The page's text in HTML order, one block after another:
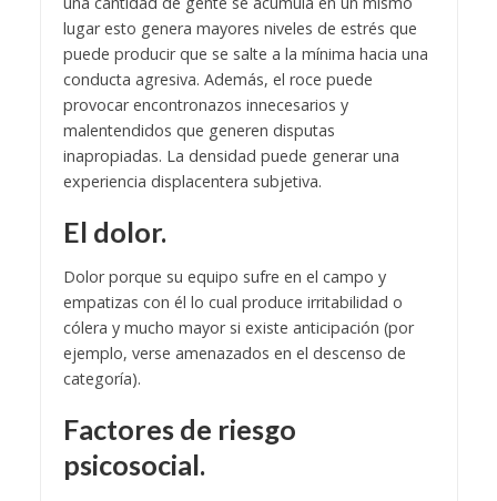
lugar esto genera mayores niveles de estrés que
puede producir que se salte a la mínima hacia una
conducta agresiva. Además, el roce puede
provocar encontronazos innecesarios y
malentendidos que generen disputas
inapropiadas. La densidad puede generar una
experiencia displacentera subjetiva.
El dolor.
Dolor porque su equipo sufre en el campo y
empatizas con él lo cual produce irritabilidad o
cólera y mucho mayor si existe anticipación (por
ejemplo, verse amenazados en el descenso de
categoría).
Factores de riesgo
psicosocial.